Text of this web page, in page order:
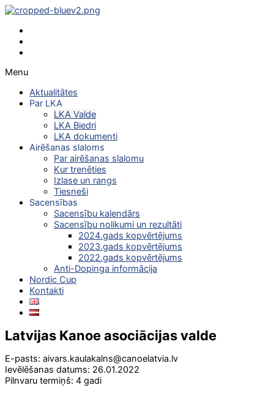
Menu
Aktualitātes
Par LKA
LKA Valde
LKA Biedri
LKA dokumenti
Airēšanas slaloms
Par airēšanas slalomu
Kur trenēties
Izlase un rangs
Tiesneši
Sacensības
Sacensību kalendārs
Sacensību nolikumi un rezultāti
2024.gads kopvērtējums
2023.gads kopvērtējums
2022.gads kopvērtējums
Anti-Dopinga informācija
Nordic Cup
Kontakti
Latvijas Kanoe asociācijas valde
E-pasts: aivars.kaulakalns@canoelatvia.lv
Ievēlēšanas datums: 26.01.2022
Pilnvaru termiņš: 4 gadi